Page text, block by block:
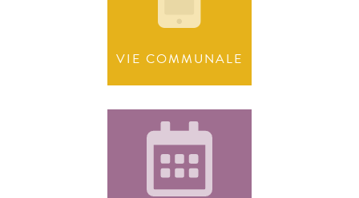
VIE COMMUNALE